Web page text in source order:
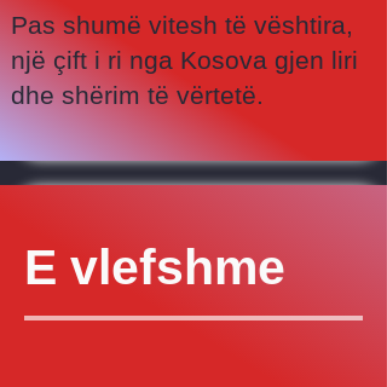
Pas shumë vitesh të vështira,
një çift i ri nga Kosova gjen liri
dhe shërim të vërtetë.
E vlefshme